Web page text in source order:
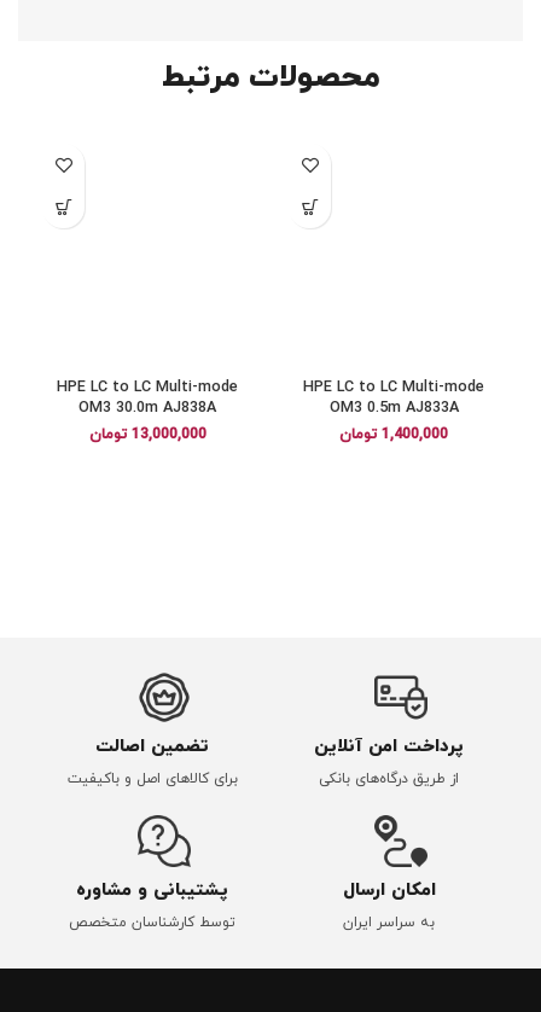
محصولات مرتبط
HPE LC to LC Multi-mode
OM3 0.5m AJ833A
1,400,000 تومان
HPE LC to LC Multi-mode
OM3 30.0m AJ838A
13,000,000 تومان
پرداخت امن آنلاین
از طریق درگاه‌های بانکی
تضمین اصالت
برای کالاهای اصل و باکیفیت
امکان ارسال
به سراسر ایران
پشتیبانی و مشاوره
توسط کارشناسان متخصص